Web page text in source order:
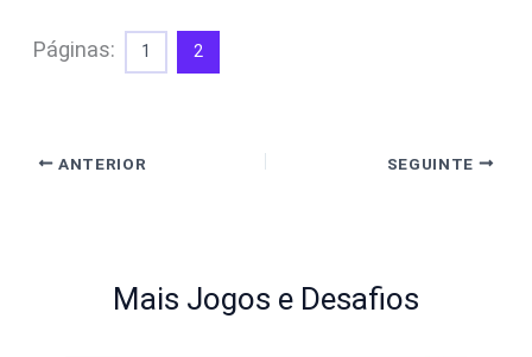
Páginas: 1 2
ANTERIOR SEGUINTE
Mais Jogos e Desafios